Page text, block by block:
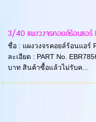
3/40 แผงวงจรคอยล์ร้อนแอร์
ชื่อ : แผงวงจรคอยล์ร้อนแอร์
ละเอียด : PART No.
บาท สินค้าซื้อแล้วไม่รับค...